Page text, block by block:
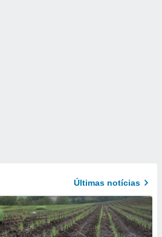
Últimas notícias